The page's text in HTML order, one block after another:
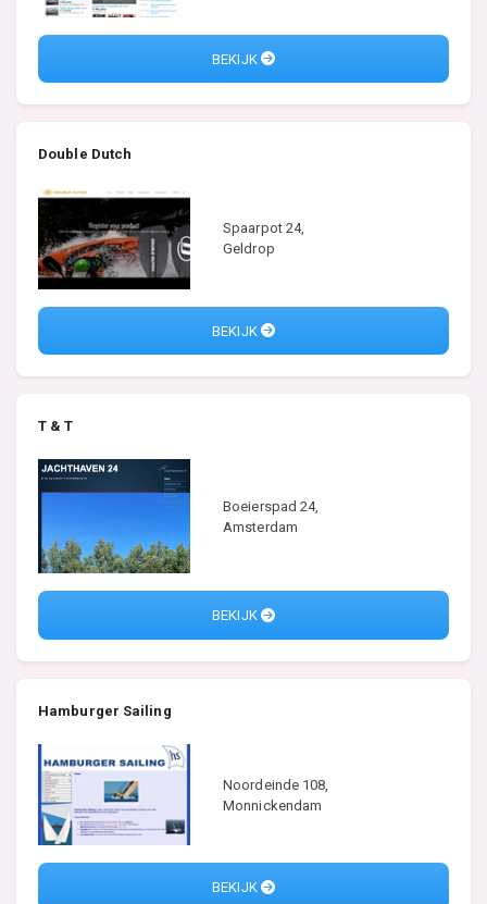
BEKIJK
Double Dutch
Spaarpot 24,
Geldrop
BEKIJK
T & T
Boeierspad 24,
Amsterdam
BEKIJK
Hamburger Sailing
Noordeinde 108,
Monnickendam
BEKIJK